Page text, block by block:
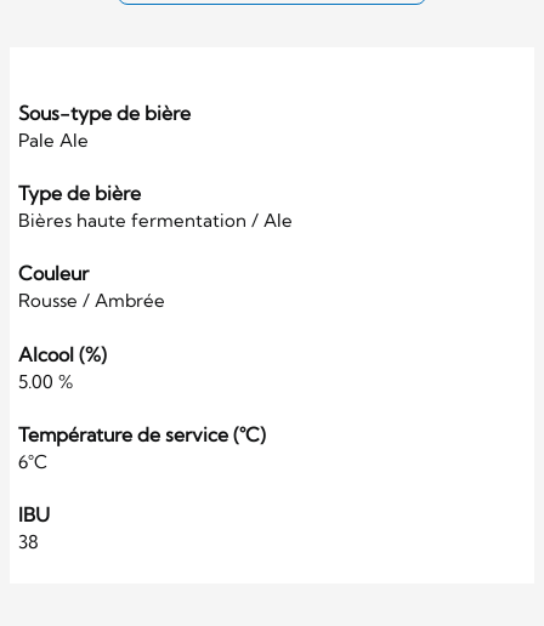
Sous-type de bière
Pale Ale
Type de bière
Bières haute fermentation / Ale
Couleur
Rousse / Ambrée
Alcool (%)
5.00 %
Température de service (°C)
6°C
IBU
38